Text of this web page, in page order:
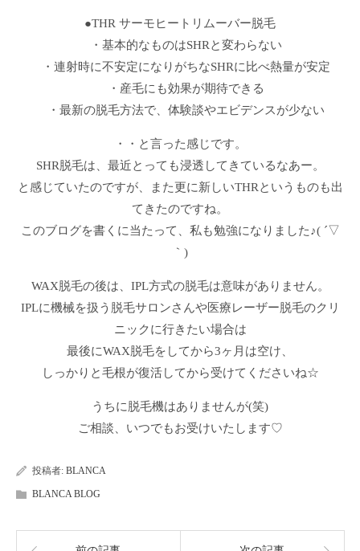
●THR サーモヒートリムーバー脱毛
・基本的なものはSHRと変わらない
・連射時に不安定になりがちなSHRに比べ熱量が安定
・産毛にも効果が期待できる
・最新の脱毛方法で、体験談やエビデンスが少ない
・・と言った感じです。
SHR脱毛は、最近とっても浸透してきているなあー。
と感じていたのですが、また更に新しいTHRというものも出
てきたのですね。
このブログを書くに当たって、私も勉強になりました♪( ´▽
｀)
WAX脱毛の後は、IPL方式の脱毛は意味がありません。
IPLに機械を扱う脱毛サロンさんや医療レーザー脱毛のクリ
ニックに行きたい場合は
最後にWAX脱毛をしてから3ヶ月は空け、
しっかりと毛根が復活してから受けてくださいね☆
うちに脱毛機はありませんが(笑)
ご相談、いつでもお受けいたします♡
投稿者: BLANCA
BLANCA BLOG